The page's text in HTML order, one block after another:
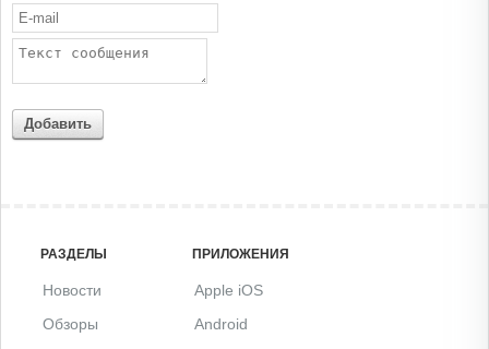
Добавить
РАЗДЕЛЫ
Новости
Обзоры
ПРИЛОЖЕНИЯ
Apple iOS
Android